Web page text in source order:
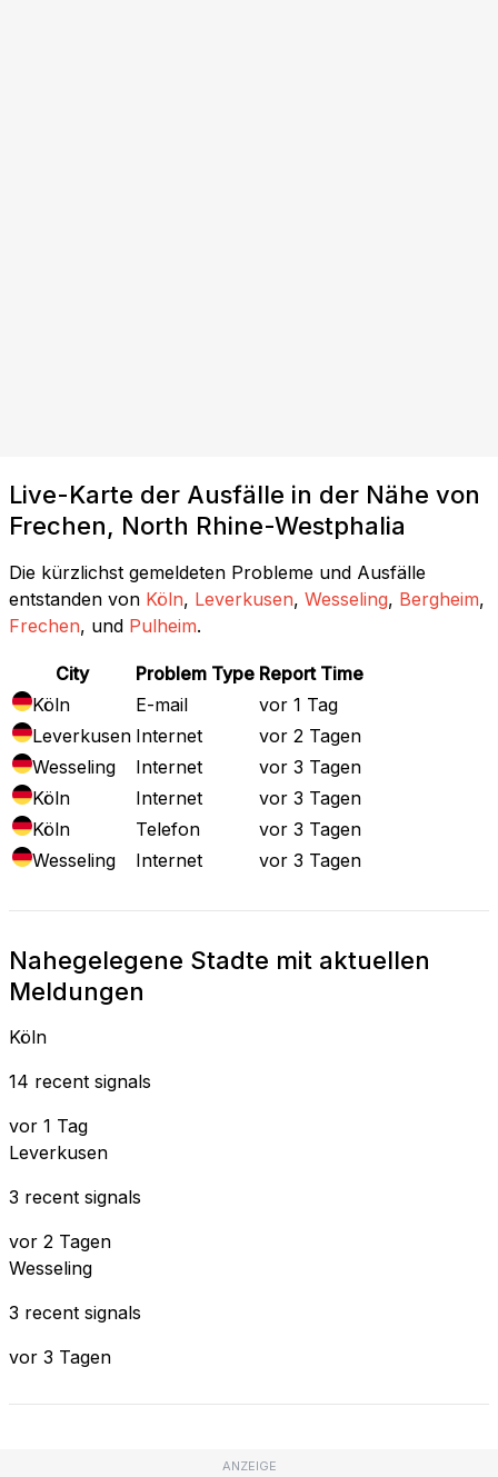
Live-Karte der Ausfälle in der Nähe von
Frechen, North Rhine-Westphalia
Die kürzlichst gemeldeten Probleme und Ausfälle
entstanden von Köln, Leverkusen, Wesseling, Bergheim,
Frechen, und Pulheim.
City Problem Type Report Time
Köln
E-mail
vor 1 Tag
Leverkusen Internet
vor 2 Tagen
Wesseling
Internet
vor 3 Tagen
Köln
Internet
vor 3 Tagen
Köln
Telefon
vor 3 Tagen
Wesseling
Internet vor 3 Tagen
Nahegelegene Stadte mit aktuellen
Meldungen
Köln
14 recent signals
vor 1 Tag
Leverkusen
3 recent signals
vor 2 Tagen
Wesseling
3 recent signals
vor 3 Tagen
ANZEIGE